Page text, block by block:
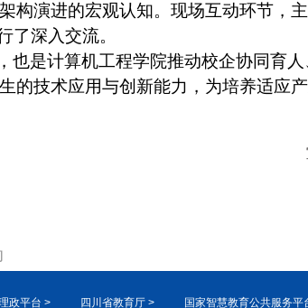
构演进的宏观认知。现场互动环节，
了深入交流。
也是计算机工程学院推动校企协同育
的技术应用与创新能力，为培养适应
政平台 > 四川省教育厅 > 国家智慧教育公共服务平